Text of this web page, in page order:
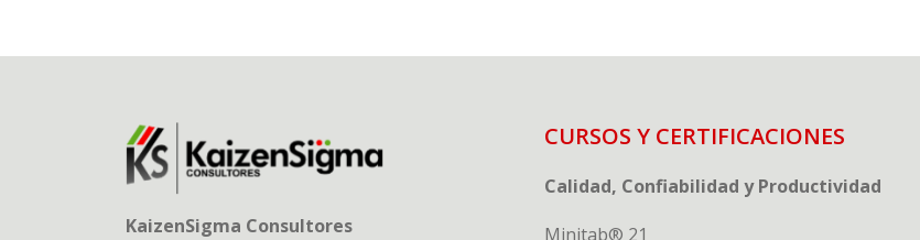
KaizenSigma Consultores
CURSOS Y CERTIFICACIONES
Calidad, Confiabilidad y Productividad
Minitab® 21